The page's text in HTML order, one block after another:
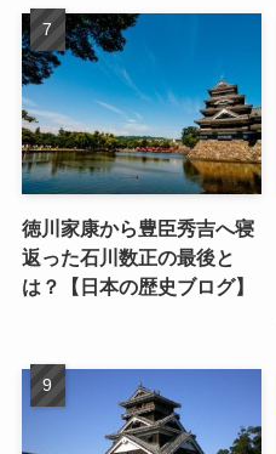
徳川家康から豊臣秀吉へ寝
返った石川数正の最後と
は？【日本の歴史ブログ】